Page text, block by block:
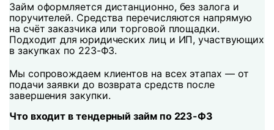
Займ оформляется дистанционно, без залога и
поручителей. Средства перечисляются напрямую
на счёт заказчика или торговой площадки.
Подходит для юридических лиц и ИП, участвующих
в закупках по 223-ФЗ.
Мы сопровождаем клиентов на всех этапах — от
подачи заявки до возврата средств после
завершения закупки.
Что входит в тендерный займ по 223-ФЗ